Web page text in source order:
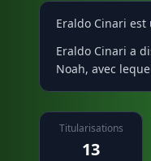
Eraldo Cinari
Eraldo Cinari a
Noah, avec
Titularisations
13